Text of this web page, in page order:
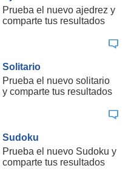
Prueba el nuevo ajedrez y
comparte tus resultados
Solitario
Prueba el nuevo solitario
y comparte tus resultados
Sudoku
Prueba el nuevo Sudoku y
comparte tus resultados